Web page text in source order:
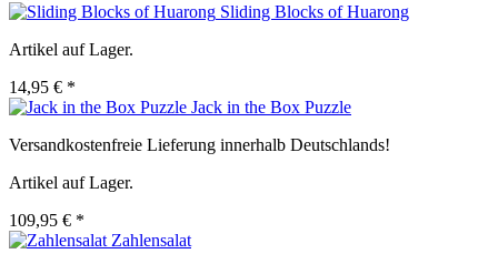
Sliding Blocks of Huarong
Artikel auf Lager.
14,95 € *
Jack in the Box Puzzle
Versandkostenfreie Lieferung innerhalb Deutschlands!
Artikel auf Lager.
109,95 € *
Zahlensalat